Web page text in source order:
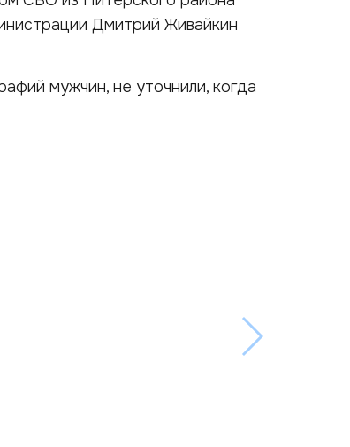
Дмитрий Живайкин
мужчин, не уточнили, когда